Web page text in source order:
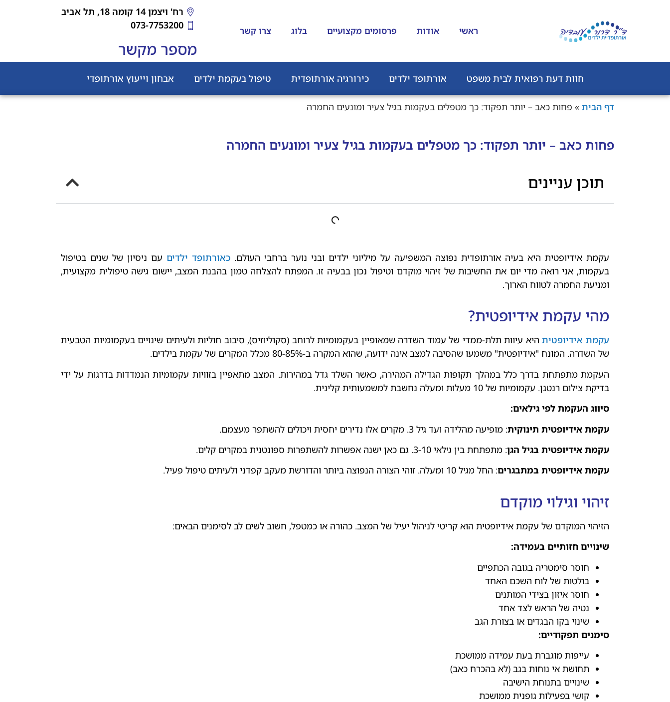
ראשי אודות פרסומים מקצועיים בלוג צרו קשר
רח' ויצמן 14 קומה 18, תל אביב
073-7753200
מספר מקשר
חוות דעת רפואית לבית משפט אורתופד ילדים כירורגיה אורתופדית טיפול בעקמת ילדים אבחון וייעוץ אורתופדי
דף הבית » פחות כאב – יותר תפקוד: כך מטפלים בעקמות בגיל צעיר ומונעים החמרה
פחות כאב – יותר תפקוד: כך מטפלים בעקמות בגיל צעיר ומונעים החמרה
תוכן עניינים
עקמת אידיופטית היא בעיה אורתופדית נפוצה המשפיעה על מיליוני ילדים ובני נוער ברחבי העולם. כאורתופד ילדים עם ניסיון של שנים בטיפול
בעקמות, אני רואה מדי יום את החשיבות של זיהוי מוקדם וטיפול נכון בבעיה זו. המפתח להצלחה טמון בהבנת המצב, יישום גישה טיפולית מקצועית,
ומניעת החמרה לטווח הארוך.
מהי עקמת אידיופטית?
עקמת אידיופטיתהיא עיוות תלת-ממדי של עמוד השדרה שמאופיין בעקמומיות לרוחב (סקוליוזיס), סיבוב חוליות ולעיתים שינויים בעקמומיות הטבעית
של השדרה. המונח "אידיופטית" משמעו שהסיבה למצב אינה ידועה, שהוא המקרה ב-80-85% מכלל המקרים של עקמת בילדים.
העקמת מתפתחת בדרך כלל במהלך תקופות הגדילה המהירה, כאשר השלד גדל במהירות. המצב מתאפיין בזוויות עקמומיות הנמדדות בדרגות על ידי
בדיקת צילום רנטגן. עקמומיות של 10 מעלות ומעלה נחשבת למשמעותית קלינית.
סיווג העקמת לפי גילאים:
עקמת אידיופטית תינוקית: מופיעה מהלידה ועד גיל 3. מקרים אלו נדירים יחסית ויכולים להשתפר מעצמם.
עקמת אידיופטית בגיל הגן: מתפתחת בין גילאי 3-10. גם כאן ישנה אפשרות להשתפרות ספונטנית במקרים קלים.
עקמת אידיופטית במתבגרים: החל מגיל 10 ומעלה. זוהי הצורה הנפוצה ביותר והדורשת מעקב קפדני ולעיתים טיפול פעיל.
זיהוי וגילוי מוקדם
הזיהוי המוקדם של עקמת אידיופטית הוא קריטי לניהול יעיל של המצב. כהורה או כמטפל, חשוב לשים לב לסימנים הבאים:
שינויים חזותיים בעמידה:
חוסר סימטריה בגובה הכתפיים
בולטות של לוח השכם האחד
חוסר איזון בצידי המותנים
נטיה של הראש לצד אחד
שינוי בקו הבגדים או בצורת הגב
סימנים תפקודיים:
עייפות מוגברת בעת עמידה ממושכת
תחושת אי נוחות בגב (לא בהכרח כאב)
שינויים בתנוחת הישיבה
קושי בפעילות גופנית ממושכת